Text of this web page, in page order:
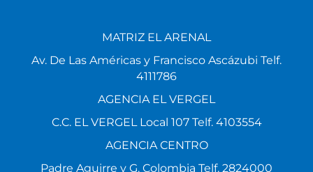
MATRIZ EL ARENAL
Av. De Las Américas y Francisco Ascázubi Telf.
4111786
AGENCIA EL VERGEL
C.C. EL VERGEL Local 107 Telf. 4103554
AGENCIA CENTRO
Padre Aguirre y G. Colombia Telf. 2824000